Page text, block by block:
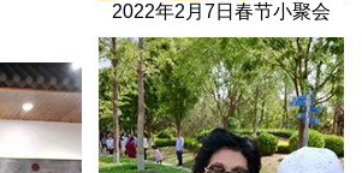
2022年2月7日春节小聚会